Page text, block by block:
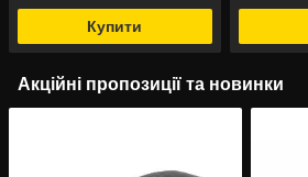
Купити
Акційні пропозиції та новинки